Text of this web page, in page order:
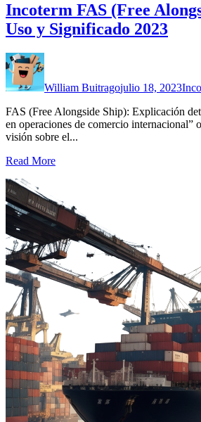
Incoterm FAS (Free
Uso y Significado 2023
William Buitragojulio 18, 2023
FAS (Free Alongside Ship): Explicación
en operaciones de comercio internacional”
visión sobre el...
Read More